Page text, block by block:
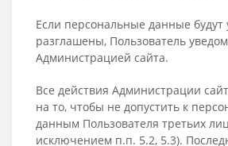
Если персональные данные
разглашены, Пользователь
Администрацией сайта.
Все действия Администрации
на то, чтобы не допустить к
данным Пользователя третьих
исключением п.п. 5.2, 5.3).